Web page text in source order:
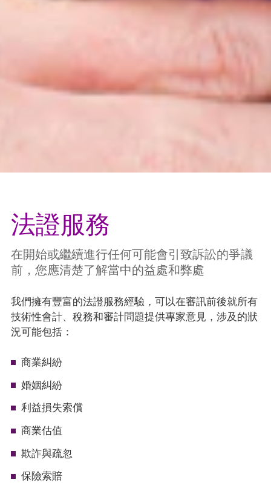
法證服務
在開始或繼續進行任何可能會引致訴訟的爭議
前，您應清楚了解當中的益處和弊處
我們擁有豐富的法證服務經驗，可以在審訊前後就所有
技術性會計、稅務和審計問題提供專家意見，涉及的狀
況可能包括：
商業糾紛
婚姻糾紛
利益損失索償
商業估值
欺詐與疏忽
保險索賠